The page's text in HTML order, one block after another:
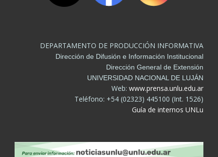
DEPARTAMENTO DE PRODUCCIÓN INFORMATIVA
Dirección de Difusión e Información Institucional
Dirección General de Extensión
UNIVERSIDAD NACIONAL DE LUJÁN
Web: www.prensa.unlu.edu.ar
Teléfono: +54 (02323) 445100 (Int. 1526)
Guía de internos UNLu